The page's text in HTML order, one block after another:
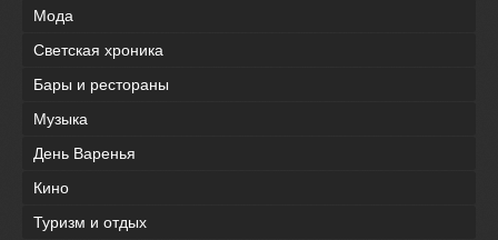
Мода
Светская хроника
Бары и рестораны
Музыка
День Варенья
Кино
Туризм и отдых